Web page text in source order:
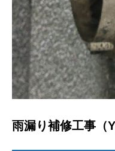
雨漏り補修工事（Y